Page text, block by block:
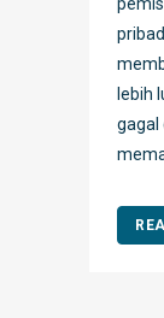
lebih
gagal